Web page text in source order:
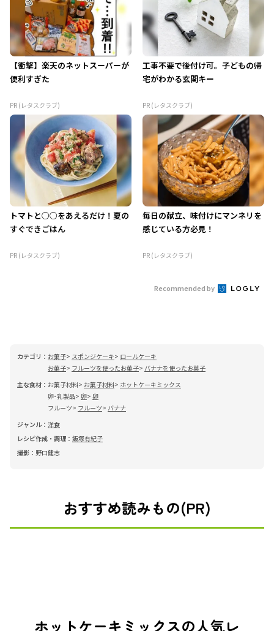
【衝撃】楽天のネットスーパーが
便利すぎた
PR (レタスクラブ)
工事不要で後付け可。子どもの帰
宅がわかる玄関キー
PR (レタスクラブ)
トマトと○○をあえるだけ！夏の
すぐできごはん
PR (レタスクラブ)
毎日の献立、味付けにマンネリを
感じている方必見！
PR (レタスクラブ)
Recommended by
カテゴリ： お菓子 スポンジケーキ
ロールケーキ
お菓子
フルーツを使ったお菓子
バナナを使ったお菓子
主な食材： お菓子材料 お菓子材料
ホットケーキミックス
卵･乳製品 卵 卵
フルーツ
フルーツ
バナナ
ジャンル： 洋食
レシピ作成・調理： 飯塚有紀子
撮影： 野口健志
おすすめ読みもの(PR)
ホットケーキミックスの人気レ